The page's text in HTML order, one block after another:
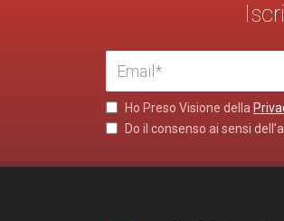
Ho Preso Visione della
Do il consenso ai sensi